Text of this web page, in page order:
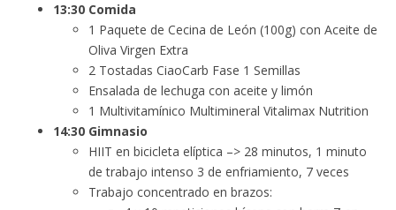
13:30 Comida
1 Paquete de Cecina de León (100g) con Aceite de
Oliva Virgen Extra
2 Tostadas CiaoCarb Fase 1 Semillas
Ensalada de lechuga con aceite y limón
1 Multivitamínico Multimineral Vitalimax Nutrition
14:30 Gimnasio
HIIT en bicicleta elíptica –> 28 minutos, 1 minuto
de trabajo intenso 3 de enfriamiento, 7 veces
Trabajo concentrado en brazos: